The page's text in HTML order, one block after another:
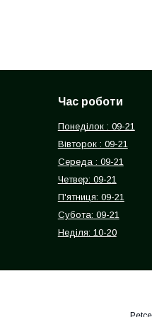
Час роботи
Понеділок : 09-21
Вівторок : 09-21
Середа : 09-21
Четвер: 09-21
П'ятниця: 09-21
Субота: 09-21
Неділя: 10-20